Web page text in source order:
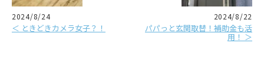
2024/8/24
＜ ときどきカメラ女子？！
2024/8/22
パパっと玄関取替！補助金も活
用！ ＞